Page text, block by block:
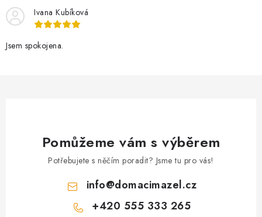
v
ý
p
Ivana Kubíková
Jsem spokojena.
Pomůžeme vám s výběrem
Potřebujete s něčím poradit? Jsme tu pro vás!
info@domacimazel.cz
+420 555 333 265